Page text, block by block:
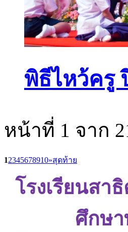
พิธีไหว้ครู
หน้าที่ 1 จาก
12345678910»สุดท้าย
โรงเรียนสา
ศึกษ